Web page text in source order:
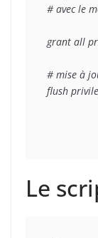
# avec le
grant all
# mise à
flush
Le